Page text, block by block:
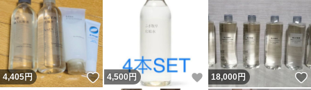
4,405円 いいね！
4,500 円 いいね！
18,000円